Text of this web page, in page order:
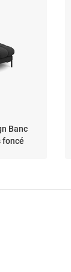
Banc
foncé